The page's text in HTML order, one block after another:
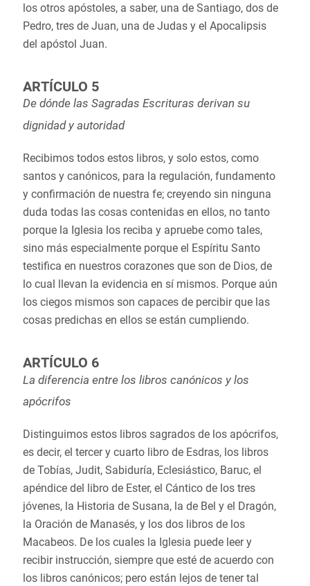
los otros apóstoles, a saber, una de Santiago, dos de
Pedro, tres de Juan, una de Judas y el Apocalipsis
del apóstol Juan.
ARTÍCULO 5
De dónde las Sagradas Escrituras derivan su
dignidad y autoridad
Recibimos todos estos libros, y solo estos, como
santos y canónicos, para la regulación, fundamento
y confirmación de nuestra fe; creyendo sin ninguna
duda todas las cosas contenidas en ellos, no tanto
porque la Iglesia los reciba y apruebe como tales,
sino más especialmente porque el Espíritu Santo
testifica en nuestros corazones que son de Dios, de
lo cual llevan la evidencia en sí mismos. Porque aún
los ciegos mismos son capaces de percibir que las
cosas predichas en ellos se están cumpliendo.
ARTÍCULO 6
La diferencia entre los libros canónicos y los
apócrifos
Distinguimos estos libros sagrados de los apócrifos,
es decir, el tercer y cuarto libro de Esdras, los libros
de Tobías, Judit, Sabiduría, Eclesiástico, Baruc, el
apéndice del libro de Ester, el Cántico de los tres
jóvenes, la Historia de Susana, la de Bel y el Dragón,
la Oración de Manasés, y los dos libros de los
Macabeos. De los cuales la Iglesia puede leer y
recibir instrucción, siempre que esté de acuerdo con
los libros canónicos; pero están lejos de tener tal